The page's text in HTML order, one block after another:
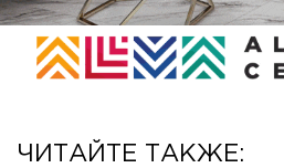
ЧИТАЙТЕ ТАКЖЕ: